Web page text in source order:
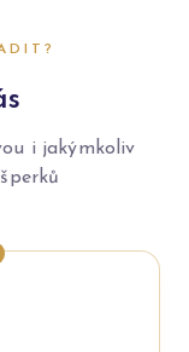
i jakýmkoliv